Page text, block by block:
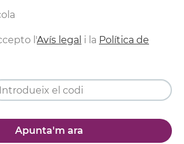
l'Avís legal i la Política de
Apunta'm ara